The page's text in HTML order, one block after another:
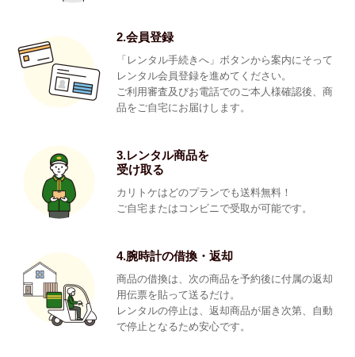
2.会員登録
「レンタル手続きへ」ボタンから案内にそって
レンタル会員登録を進めてください。
ご利用審査及びお電話でのご本人様確認後、商
品をご自宅にお届けします。
3.レンタル商品を
受け取る
カリトケはどのプランでも送料無料！
ご自宅またはコンビニで受取が可能です。
4.腕時計の借換・返却
商品の借換は、次の商品を予約後に付属の返却
用伝票を貼って送るだけ。
レンタルの停止は、返却商品が届き次第、自動
で停止となるため安心です。